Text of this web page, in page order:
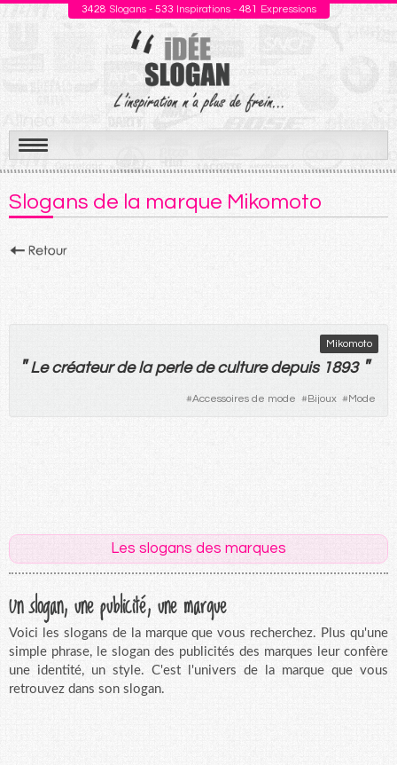
3428 Slogans - 533 Inspirations - 481 Expressions
Aller
au
contenu
Slogans de la marque Mikomoto
Mikomoto
" Le créateur de la perle de culture depuis1893 "
#Accessoires de mode #Bijoux #Mode
Les slogans des marques
Un slogan, une publicité, une marque
Voici les slogans de la marque que vous recherchez. Plus qu'une
simple phrase, le slogan des publicités des marques leur confère
une identité, un style. C'est l'univers de la marque que vous
retrouvez dans son slogan.